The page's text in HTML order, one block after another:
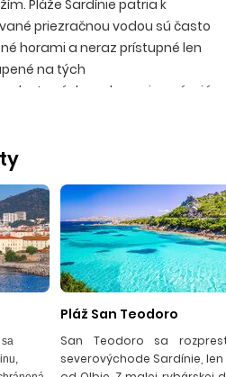
Pláže Sardínie patria k
priezračnou vodou sú často
horami a neraz prístupné len
na tých
strmých svahov pripomínajú
ostrova stačí len nejaký
a sami pochopíte, že sa v
Talianska. Nájdete tu
noblesu Toskánska,
či perfekcionizmus a
a typická vôňa ostrova.
aj ostrovom piatich farieb.
sa
Pláž San Teodoro
San Teodoro sa
severovýchode Sardínie,